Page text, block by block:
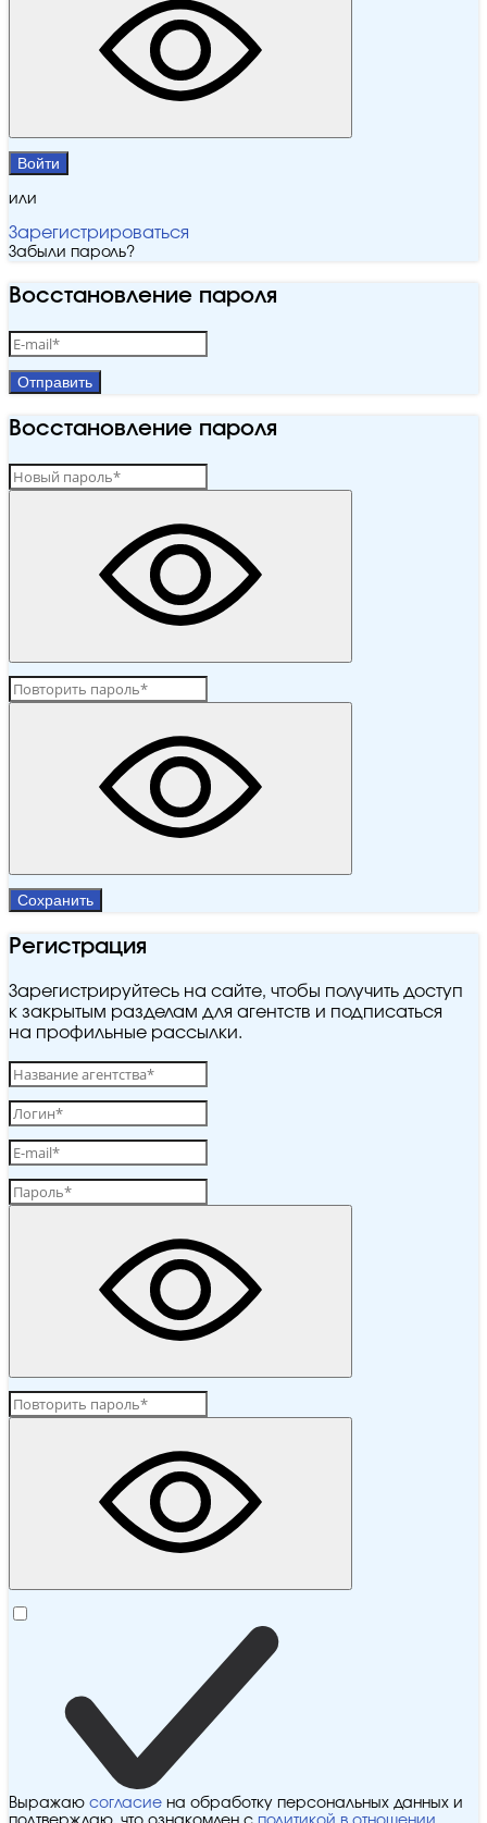
Войти
или
Зарегистрироваться
Забыли пароль?
Восстановление пароля
Отправить
Восстановление пароля
Сохранить
Регистрация
Зарегистрируйтесь на сайте, чтобы получить доступ
к закрытым разделам для агентств и подписаться
на профильные рассылки.
Выражаю согласие на обработку персональных данных и